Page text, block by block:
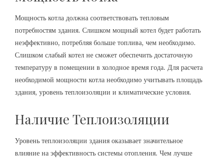
Мощность котла должна соответствовать тепловым
потребностям здания. Слишком мощный котел будет работать
неэффективно, потребляя больше топлива, чем необходимо.
Слишком слабый котел не сможет обеспечить достаточную
температуру в помещении в холодное время года. Для расчета
необходимой мощности котла необходимо учитывать площадь
здания, уровень теплоизоляции и климатические условия.
Наличие Теплоизоляции
Уровень теплоизоляции здания оказывает значительное
влияние на эффективность системы отопления. Чем лучше